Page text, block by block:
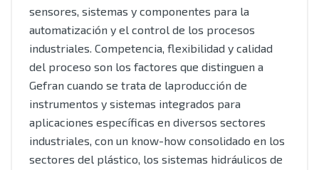
sensores, sistemas y componentes para la
automatización y el control de los procesos
industriales. Competencia, flexibilidad y calidad
del proceso son los factores que distinguen a
Gefran cuando se trata de laproducción de
instrumentos y sistemas integrados para
aplicaciones específicas en diversos sectores
industriales, con un know-how consolidado en los
sectores del plástico, los sistemas hidráulicos de